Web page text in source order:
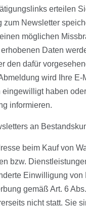
erteilen
zum Newsletter
möglichen
Daten
den dafür
wird Ihre
haben
informieren.
an
beim Kauf von
bzw.
Einwilligung
gemäß Art. 6
nicht statt. Sie